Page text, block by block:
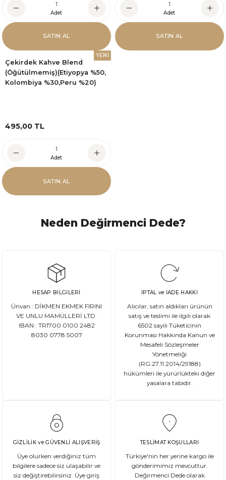
Adet
SATIN AL
Adet
SATIN AL
YENİ
Çekirdek Kahve Blend
(Öğütülmemiş)(Etiyopya %50,
Kolombiya %30,Peru %20)
495,00 TL
Adet
SATIN AL
Neden Değirmenci Dede?
HESAP BİLGİLERİ
Ünvan : DİKMEN EKMEK FIRINI
VE UNLU MAMÜLLERİ LTD.
IBAN : TR1700 0100 2482
8030 0778 5007
İPTAL ve İADE HAKKI
Alıcılar, satın aldıkları ürünün
satış ve teslimi ile ilgili olarak
6502 sayılı Tüketicinin
Korunması Hakkında Kanun ve
Mesafeli Sözleşmeler
Yönetmeliği
(RG:27.11.2014/29188)
hükümleri ile yürürlükteki diğer
yasalara tabidir.
GİZLİLİK ve GÜVENLİ ALIŞVERİŞ
Üye olurken verdiğiniz tüm
bilgilere sadece siz ulaşabilir ve
siz değiştirebilirsiniz. Üye giriş
TESLİMAT KOŞULLARI
Türkiye'nin her yerine kargo ile
gönderimimiz mevcuttur.
Değirmenci Dede olarak